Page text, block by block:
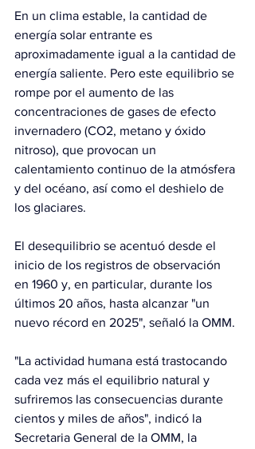
En un clima estable, la cantidad de
energía solar entrante es
aproximadamente igual a la cantidad de
energía saliente. Pero este equilibrio se
rompe por el aumento de las
concentraciones de gases de efecto
invernadero (CO2, metano y óxido
nitroso), que provocan un
calentamiento continuo de la atmósfera
y del océano, así como el deshielo de
los glaciares.
El desequilibrio se acentuó desde el
inicio de los registros de observación
en 1960 y, en particular, durante los
últimos 20 años, hasta alcanzar "un
nuevo récord en 2025", señaló la OMM.
"La actividad humana está trastocando
cada vez más el equilibrio natural y
sufriremos las consecuencias durante
cientos y miles de años", indicó la
Secretaria General de la OMM, la